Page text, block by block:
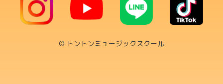
チケット制レッスン
© トントンミュージックスクール